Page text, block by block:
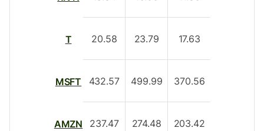
T
MSFT
AMZN
20.58
432.57
237.47
23.79
499.99
274.48
17.63
370.56
203.42